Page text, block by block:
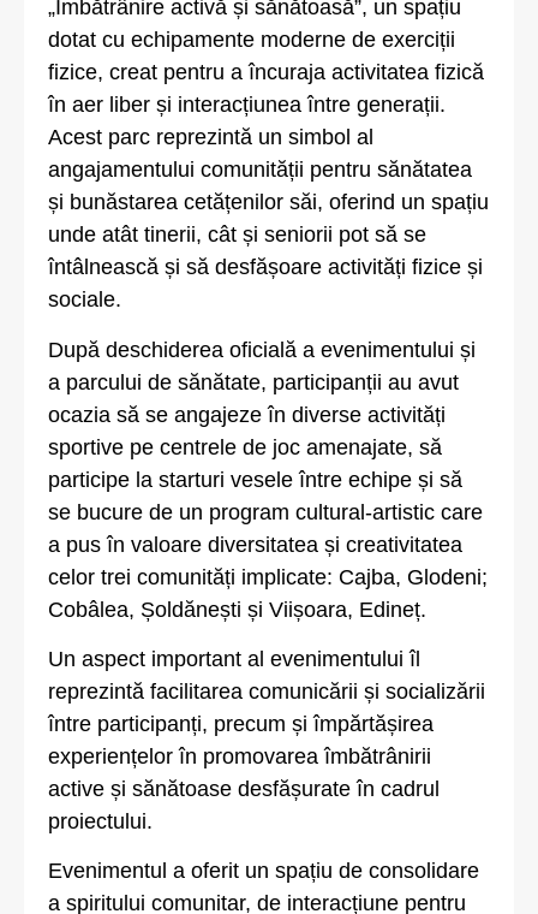
„Îmbătrânire activă și sănătoasă”, un spațiu
dotat cu echipamente moderne de exerciții
fizice, creat pentru a încuraja activitatea fizică
în aer liber și interacțiunea între generații.
Acest parc reprezintă un simbol al
angajamentului comunității pentru sănătatea
și bunăstarea cetățenilor săi, oferind un spațiu
unde atât tinerii, cât și seniorii pot să se
întâlnească și să desfășoare activități fizice și
sociale.
După deschiderea oficială a evenimentului și
a parcului de sănătate, participanții au avut
ocazia să se angajeze în diverse activități
sportive pe centrele de joc amenajate, să
participe la starturi vesele între echipe și să
se bucure de un program cultural-artistic care
a pus în valoare diversitatea și creativitatea
celor trei comunități implicate: Cajba, Glodeni;
Cobâlea, Șoldănești și Viișoara, Edineț.
Un aspect important al evenimentului îl
reprezintă facilitarea comunicării și socializării
între participanți, precum și împărtășirea
experiențelor în promovarea îmbătrânirii
active și sănătoase desfășurate în cadrul
proiectului.
Evenimentul a oferit un spațiu de consolidare
a spiritului comunitar, de interacțiune pentru